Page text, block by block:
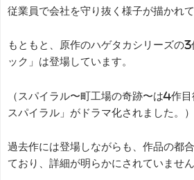
従業員で会社を守り抜く様子が描かれて
もともと、原作のハゲタカシリーズの3
ック」は登場しています。
（スパイラル〜町工場の奇跡〜は4作
スパイラル」がドラマ化されました。）
過去作には登場しながらも、作品の都
ており、詳細が明らかにされていません